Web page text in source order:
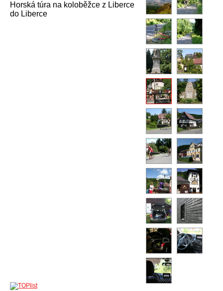
Horská túra na koloběžce z Liberce
do Liberce